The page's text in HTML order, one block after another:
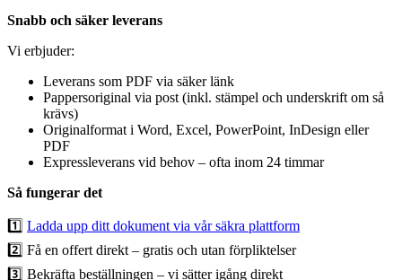
Snabb och säker leverans
Vi erbjuder:
Leverans som PDF via säker länk
Pappersoriginal via post (inkl. stämpel och underskrift om så
krävs)
Originalformat i Word, Excel, PowerPoint, InDesign eller
PDF
Expressleverans vid behov – ofta inom 24 timmar
Så fungerar det
1️⃣ Ladda upp ditt dokument via vår säkra plattform
2️⃣ Få en offert direkt – gratis och utan förpliktelser
3️⃣ Bekräfta beställningen – vi sätter igång direkt